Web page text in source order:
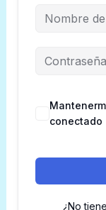
conectado
¿No